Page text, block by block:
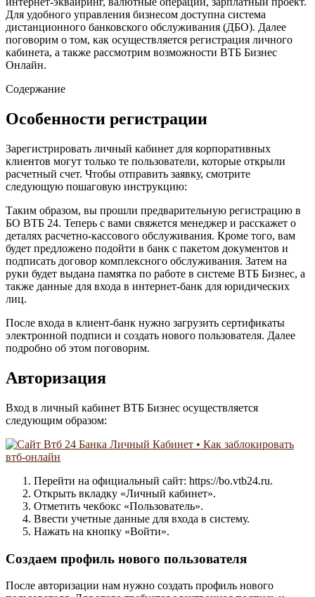
Для удобного управления бизнесом доступна система
дистанционного банковского обслуживания (ДБО). Далее
поговорим о том, как осуществляется регистрация личного
кабинета, а также рассмотрим возможности ВТБ Бизнес
Онлайн.
Содержание
Особенности регистрации
Зарегистрировать личный кабинет для корпоративных
клиентов могут только те пользователи, которые открыли
расчетный счет. Чтобы отправить заявку, смотрите
следующую пошаговую инструкцию:
Таким образом, вы прошли предварительную регистрацию в
БО ВТБ 24. Теперь с вами свяжется менеджер и расскажет о
деталях расчетно-кассового обслуживания. Кроме того, вам
будет предложено подойти в банк с пакетом документов и
подписать договор комплексного обслуживания. Затем на
руки будет выдана памятка по работе в системе ВТБ Бизнес, а
также данные для входа в интернет-банк для юридических
лиц.
После входа в клиент-банк нужно загрузить сертификаты
электронной подписи и создать нового пользователя. Далее
подробно об этом поговорим.
Авторизация
Вход в личный кабинет ВТБ Бизнес осуществляется
следующим образом:
Перейти на официальный сайт: https://bo.vtb24.ru.
Открыть вкладку «Личный кабинет».
Отметить чекбокс «Пользователь».
Ввести учетные данные для входа в систему.
Нажать на кнопку «Войти».
Создаем профиль нового пользователя
После авторизации нам нужно создать профиль нового